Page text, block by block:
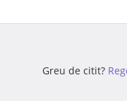
Greu de citit?